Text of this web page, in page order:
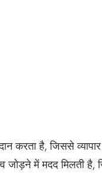
करता है, जिससे व्यापार
जोड़ने में मदद मिलती